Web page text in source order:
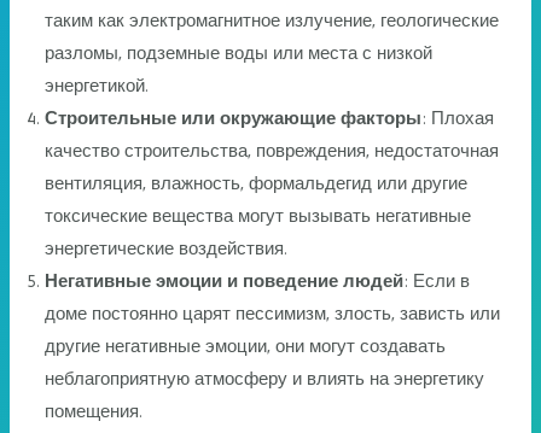
таким как электромагнитное излучение, геологические
разломы, подземные воды или места с низкой
энергетикой.
Строительные или окружающие факторы: Плохая
качество строительства, повреждения, недостаточная
вентиляция, влажность, формальдегид или другие
токсические вещества могут вызывать негативные
энергетические воздействия.
Негативные эмоции и поведение людей: Если в
доме постоянно царят пессимизм, злость, зависть или
другие негативные эмоции, они могут создавать
неблагоприятную атмосферу и влиять на энергетику
помещения.